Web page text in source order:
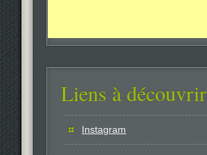
Liens à découvrir
Instagram